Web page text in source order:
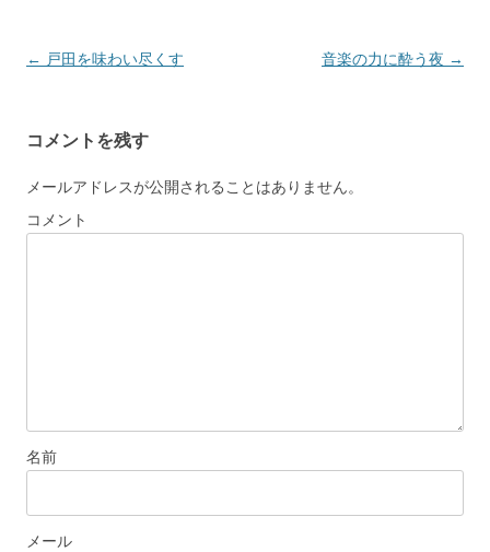
Post navigation
← 戸田を味わい尽くす 音楽の力に酔う夜 →
コメントを残す
メールアドレスが公開されることはありません。
コメント
名前
メール